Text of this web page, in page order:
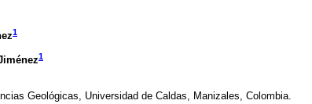
1
1
Geológicas, Universidad de Caldas, Manizales, Colombia.